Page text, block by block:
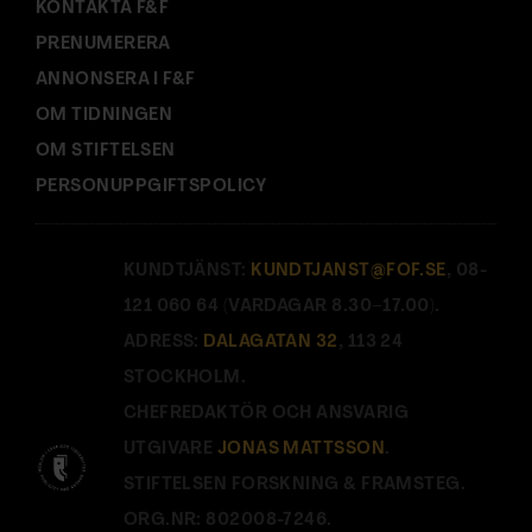
KONTAKTA F&F
PRENUMERERA
ANNONSERA I F&F
OM TIDNINGEN
OM STIFTELSEN
PERSONUPPGIFTSPOLICY
KUNDTJÄNST: KUNDTJANST@FOF.SE , 08-
121 060 64 (VARDAGAR 8.30–17.00).
ADRESS: DALAGATAN 32 , 113 24
STOCKHOLM.
CHEFREDAKTÖR OCH ANSVARIG
UTGIVARE JONAS MATTSSON.
STIFTELSEN FORSKNING & FRAMSTEG.
ORG.NR: 802008-7246.